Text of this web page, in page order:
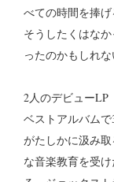
べての時間を捧
そうしたくはな
ったのかもしれな
2人のデビューLP
ベストアルバム
がたしかに汲み
な音楽教育を受